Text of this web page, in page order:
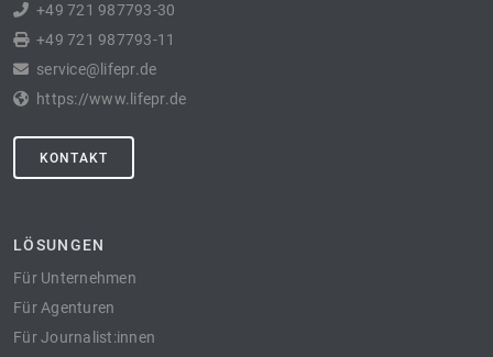
+49 721 987793-30
+49 721 987793-11
service@lifepr.de
https://www.lifepr.de
KONTAKT
LÖSUNGEN
Für Unternehmen
Für Agenturen
Für Journalist:innen